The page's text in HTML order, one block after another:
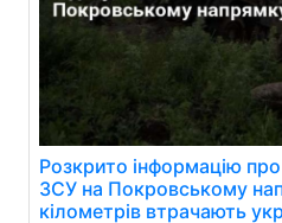
Розкрито інформацію
ЗСУ на Покровському
кілометрів втрачають